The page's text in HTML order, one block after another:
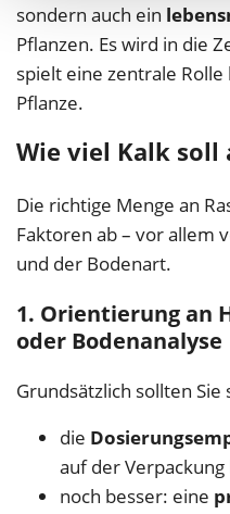
sondern auch ein
Pflanzen. Es wird in die
spielt eine zentrale
Pflanze.
Wie viel Kalk soll
Die richtige Menge an
Faktoren ab – vor allem
und der Bodenart.
1. Orientierung an
oder Bodenanalyse
Grundsätzlich sollten
die
auf der
noch besser: eine